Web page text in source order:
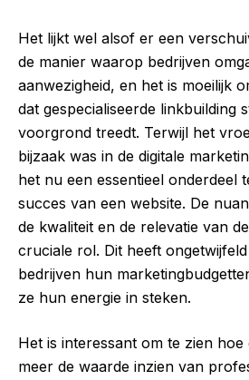
Het lijkt wel alsof er een
de manier waarop bedrijven
aanwezigheid, en het is moeilijk
dat gespecialiseerde linkbuilding
voorgrond treedt. Terwijl het
bijzaak was in de digitale
het nu een essentieel onderdeel
succes van een website. De
de kwaliteit en de relevatie van
cruciale rol. Dit heeft
bedrijven hun
ze hun energie in steken.
Het is interessant om te zien hoe
meer de waarde inzien van